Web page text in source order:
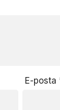
E-posta